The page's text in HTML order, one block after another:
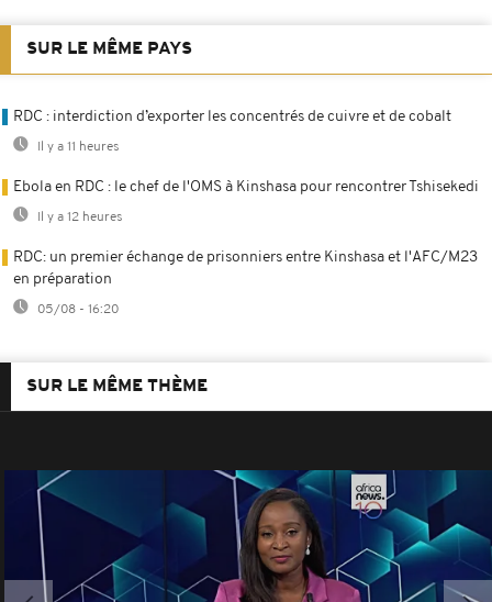
SUR LE MÊME PAYS
RDC : interdiction d’exporter les concentrés de cuivre et de cobalt
Il y a 11 heures
Ebola en RDC : le chef de l'OMS à Kinshasa pour rencontrer Tshisekedi
Il y a 12 heures
RDC: un premier échange de prisonniers entre Kinshasa et l'AFC/M23
en préparation
05/08 - 16:20
SUR LE MÊME THÈME